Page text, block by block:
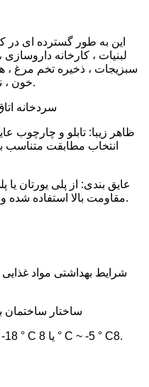
این به طور گسترده ای در
لبنیات ، کارخانه داروسازی
سبزیجات ، ذخیره تخم مرغ ،
خون ، نیروها و آزمایشگاه استفاده می شود.
3 سردخانه
انتخاب مطابقت
مقاومت بالا استفاده شده و عملکرد عایق خوبی حاصل می شود.
6) ساختار ساختمان